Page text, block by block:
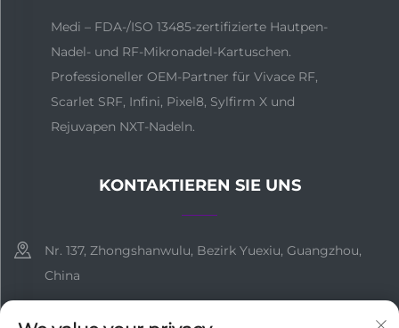
Medi – FDA-/ISO 13485-zertifizierte Hautpen-
Nadel- und RF-Mikronadel-Kartuschen.
Professioneller OEM-Partner für Vivace RF,
Scarlet SRF, Infini, Pixel8, Sylfirm X und
Rejuvapen NXT-Nadeln.
KONTAKTIEREN SIE UNS
Nr. 137, Zhongshanwulu, Bezirk Yuexiu, Guangzhou,
China